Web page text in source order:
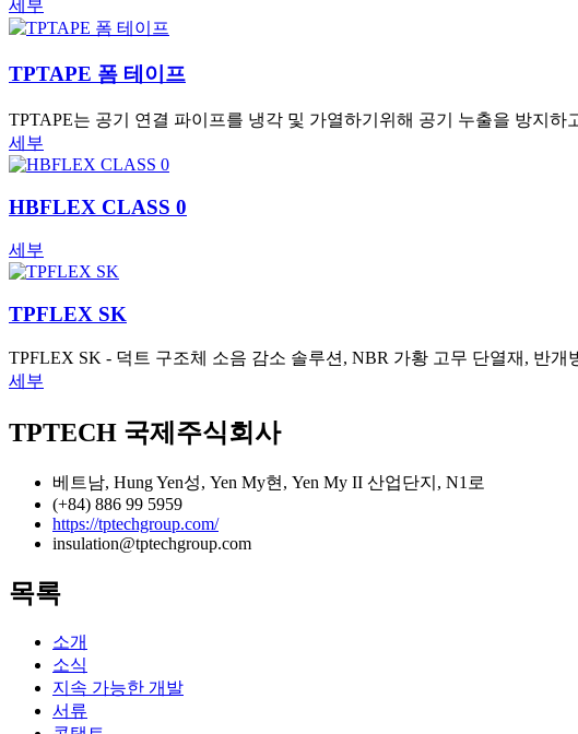
세부
TPTAPE 폼 테이프
TPTAPE는 공기 연결 파이프를 냉각 및 가열하기위해 공기 누출을 방지
세부
HBFLEX CLASS 0
세부
TPFLEX SK
TPFLEX SK - 덕트 구조체 소음 감소 솔루션, NBR 가황 고무 단열재, 반개
세부
TPTECH 국제주식회사
베트남, Hung Yen성, Yen My현, Yen My II 산업단지, N1로
(+84) 886 99 5959
https://tptechgroup.com/
insulation@tptechgroup.com
목록
소개
소식
지속 가능한 개발
서류